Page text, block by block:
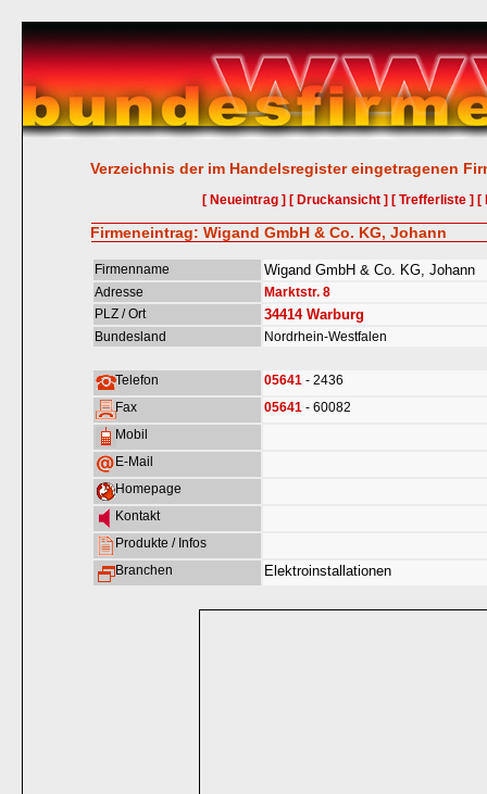
Verzeichnis der im Handelsregister eingetragenen
[ Neueintrag ] [ Druckansicht ] [ Trefferliste ] [
Firmeneintrag: Wigand GmbH & Co. KG, Johann
Firmenname Wigand GmbH & Co. KG, Johann
Adresse
Marktstr. 8
PLZ / Ort
34414 Warburg
Bundesland Nordrhein-Westfalen
Telefon 05641 - 2436
Fax
05641 - 60082
Mobil
E-Mail
Homepage
Kontakt
Produkte / Infos
Branchen
Elektroinstallationen